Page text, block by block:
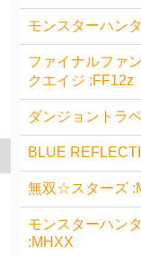
モンスターハン
ファイナルファ
クエイジ :FF12z
ダンジョントラ
BLUE
無双☆スターズ
モンスターハン
:MHXX